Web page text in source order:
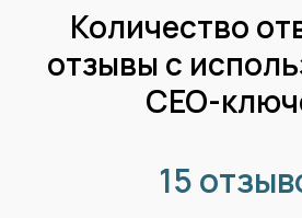
Количество
отзывы с
CEO-
15